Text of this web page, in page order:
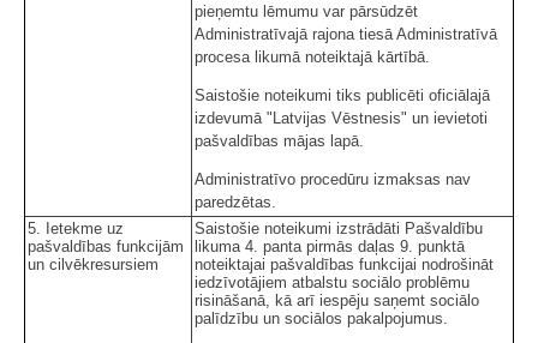
pieņemtu lēmumu var pārsūdzēt
Administratīvajā rajona tiesā Administratīvā
procesa likumā noteiktajā kārtībā.
Saistošie noteikumi tiks publicēti oficiālajā
izdevumā "Latvijas Vēstnesis" un ievietoti
pašvaldības mājas lapā.
Administratīvo procedūru izmaksas nav
paredzētas.
5. Ietekme uz
pašvaldības funkcijām
un cilvēkresursiem
Saistošie noteikumi izstrādāti Pašvaldību
likuma 4. panta pirmās daļas 9. punktā
noteiktajai pašvaldības funkcijai nodrošināt
iedzīvotājiem atbalstu sociālo problēmu
risināšanā, kā arī iespēju saņemt sociālo
palīdzību un sociālos pakalpojumus.